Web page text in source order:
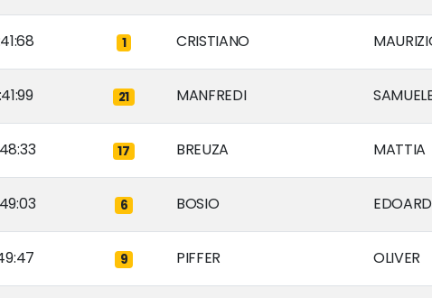
1 CRISTIANO
21 MANFREDI
17 BREUZA MATTIA
6 BOSIO
9 PIFFER OLIVER